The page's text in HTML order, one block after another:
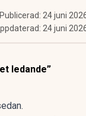
Publicerad: 24 juni
24 juni
ledande”